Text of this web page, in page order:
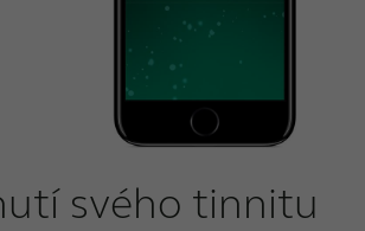
svého tinnitu